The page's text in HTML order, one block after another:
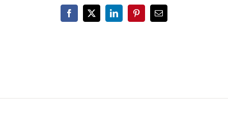
Facebook
X LinkedInPinterestEmail